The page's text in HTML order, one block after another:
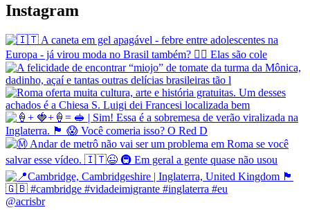
Instagram
@acrisbr